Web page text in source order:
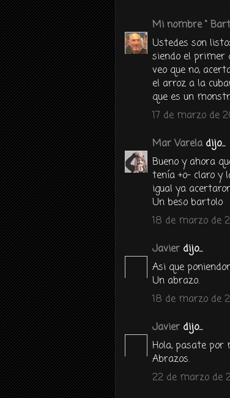
Mi nombre "
Ustedes son
siendo el primer
veo que no,
el arroz a la
que es un
17 de marzo de
Mar Varela dijo...
Bueno y ahora
tenía +o- claro y
igual ya
Un beso bartolo
18 de marzo de
Javier dijo...
Asi que
Un abrazo.
18 de marzo de
Javier dijo...
Hola, pasate por
Abrazos.
22 de marzo de